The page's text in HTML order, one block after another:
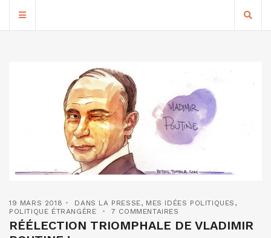
19 MARS 2018 DANS LA PRESSE, MES IDÉES POLITIQUES ,
POLITIQUE ÉTRANGÈRE
7 COMMENTAIRES
RÉÉLECTION TRIOMPHALE DE VLADIMIR